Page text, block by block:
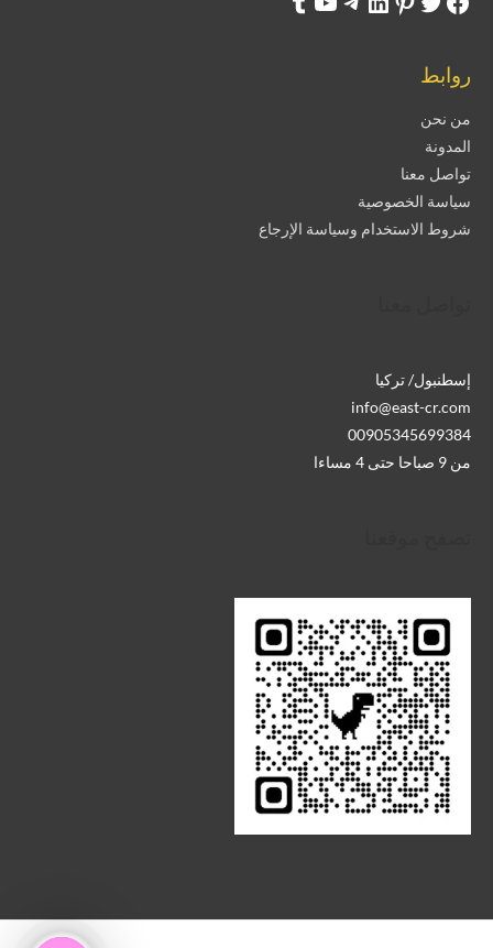
روابط
من نحن
المدونة
تواصل معنا
سياسة الخصوصية
شروط الاستخدام وسياسة الإرجاع
إسطنبول/ تركيا
info@east-cr.com
00905345699384
من 9 صباحا حتى 4 مساءا